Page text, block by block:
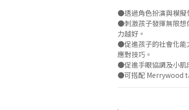
●透過角色扮演與模擬
●刺激孩子發揮無限想
力越好。
●促進孩子的社會化能
應對技巧。
●促進手眼協調及小肌
●可搭配 Merrywood